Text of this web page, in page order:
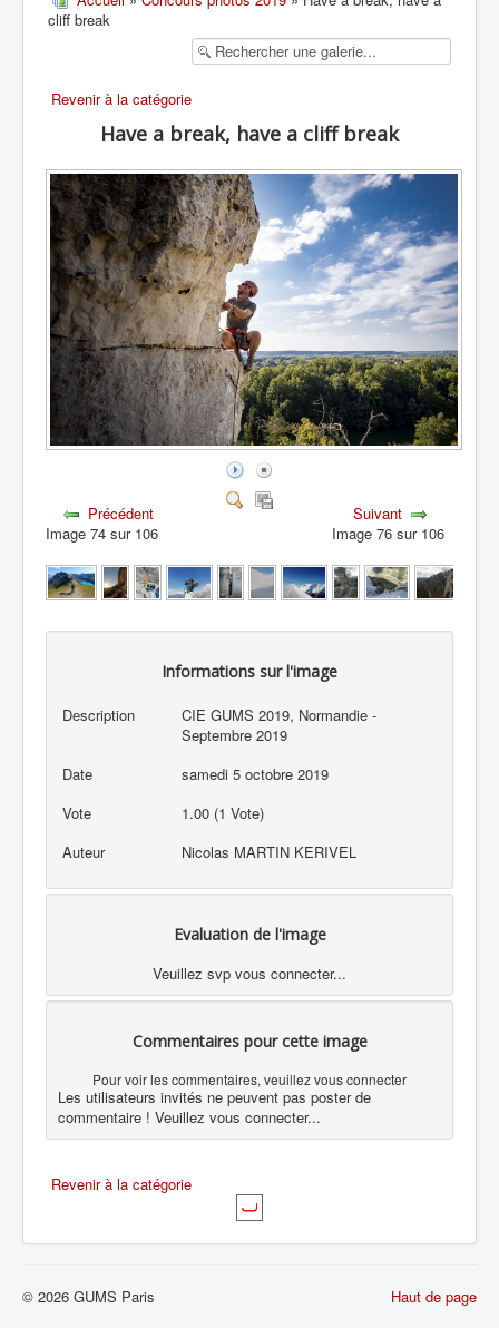
cliff break
Revenir à la catégorie
Have a break, have a cliff break
Précédent
Image 74 sur 106
Suivant
Image 76 sur 106
Informations sur l'image
Description
CIE GUMS 2019, Normandie -
Septembre 2019
Date
samedi 5 octobre 2019
Vote
1.00 (1 Vote)
Auteur
Nicolas MARTIN KERIVEL
Evaluation de l'image
Veuillez svp vous connecter...
Commentaires pour cette image
Pour voir les commentaires, veuillez vous connecter
Les utilisateurs invités ne peuvent pas poster de
commentaire ! Veuillez vous connecter...
Revenir à la catégorie
Haut de page
© 2026 GUMS Paris